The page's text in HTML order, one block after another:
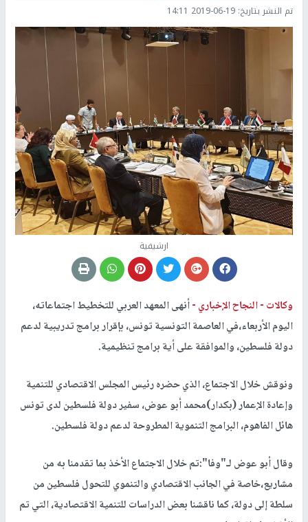
تم النشر بتاريخ: 2019-06-19 14:11
ارشيفية
وكالات -النجاح الإخباري -أنهى المعهد العربي للتخطيط اجتماعاته،
اليوم الأربعاء،في العاصمة التونسية تونس، بإقرار برامج تدريبية لدعم
دولة فلسطين، والموافقة على أية برامج تنظيمية.
ونوقش خلال الاجتماع، الذي حضره رئيس المجلس الاقتصادي للتنمية
وإعادة الإعمار (بكدار)محمد أبو عوض، سفير دولة فلسطين لدى تونس
هائل الفاهوم، البرامج التنموية المطروحة لدعم دولة فلسطين.
وقال أبو عوض لـ"وفا":تم خلال الاجتماع الأخذ بما تقدمنا به من
مشاريع،خاصة في الجانب الاقتصادي والتنموي للتحول فلسطين من
سلطة إلى دولة، كما ناقشنا بعض الدراسات للتنمية الاقتصادية، التي تم